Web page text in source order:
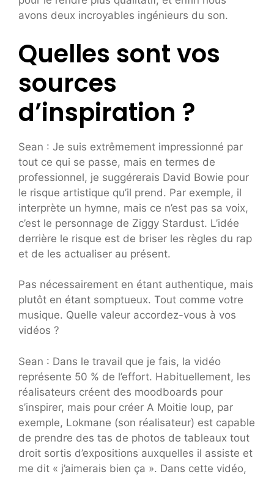
avons deux incroyables ingénieurs du son.
Quelles sont vos
sources
d’inspiration ?
Sean : Je suis extrêmement impressionné par
tout ce qui se passe, mais en termes de
professionnel, je suggérerais David Bowie pour
le risque artistique qu’il prend. Par exemple, il
interprète un hymne, mais ce n’est pas sa voix,
c’est le personnage de Ziggy Stardust. L’idée
derrière le risque est de briser les règles du rap
et de les actualiser au présent.
Pas nécessairement en étant authentique, mais
plutôt en étant somptueux. Tout comme votre
musique. Quelle valeur accordez-vous à vos
vidéos ?
Sean : Dans le travail que je fais, la vidéo
représente 50 % de l’effort. Habituellement, les
réalisateurs créent des moodboards pour
s’inspirer, mais pour créer A Moitie loup, par
exemple, Lokmane (son réalisateur) est capable
de prendre des tas de photos de tableaux tout
droit sortis d’expositions auxquelles il assiste et
me dit « j’aimerais bien ça ». Dans cette vidéo,